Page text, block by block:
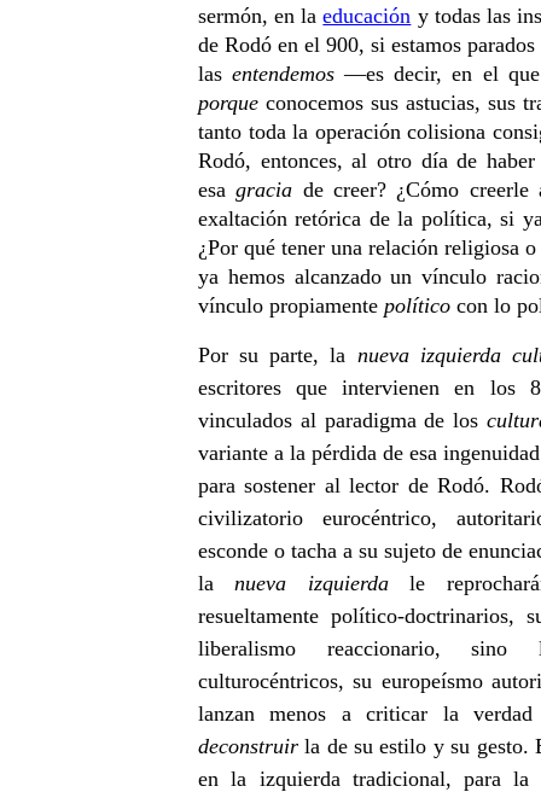
sermón, en laeducación y todas las
de Rodó en el 900, si estamos
lasentendemos —es decir, en el que
porque conocemos sus astucias, sus
tanto toda la operación colisiona
Rodó, entonces, al otro día de
esagracia de creer? ¿Cómo
exaltación retórica de la política, si
¿Por qué tener una relación religiosa
ya hemos alcanzado un vínculo
vínculo propiamente político con lo
Por su parte, la nueva izquierda
escritores que intervienen en los
vinculados al paradigma de los
variante a la pérdida de esa
para sostener al lector de Rodó.
civilizatorio eurocéntrico,
esconde o tacha a su sujeto de
la nueva izquierdale
resueltamente político-doctrinarios,
liberalismo reaccionario,
culturocéntricos, su europeísmo
lanzan menos a criticar la
deconstruir la de su estilo y su gesto.
en la izquierda tradicional, para la